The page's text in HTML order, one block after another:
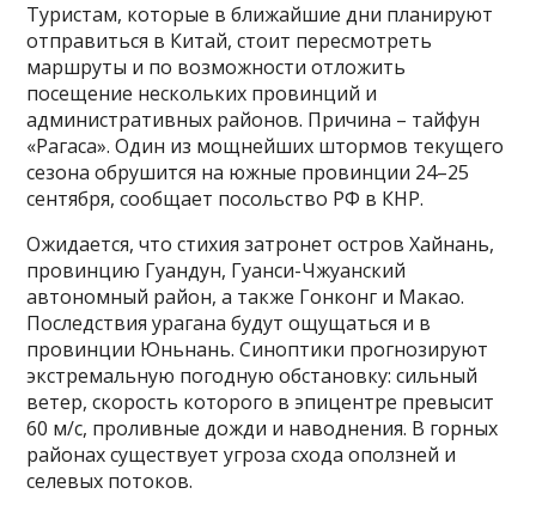
Туристам, которые в ближайшие дни планируют
отправиться в Китай, стоит пересмотреть
маршруты и по возможности отложить
посещение нескольких провинций и
административных районов. Причина – тайфун
«Рагаса». Один из мощнейших штормов текущего
сезона обрушится на южные провинции 24–25
сентября, сообщает посольство РФ в КНР.
Ожидается, что стихия затронет остров Хайнань,
провинцию Гуандун, Гуанси-Чжуанский
автономный район, а также Гонконг и Макао.
Последствия урагана будут ощущаться и в
провинции Юньнань. Синоптики прогнозируют
экстремальную погодную обстановку: сильный
ветер, скорость которого в эпицентре превысит
60 м/с, проливные дожди и наводнения. В горных
районах существует угроза схода оползней и
селевых потоков.